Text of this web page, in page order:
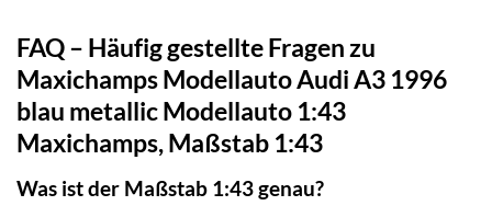
FAQ – Häufig gestellte Fragen zu
Maxichamps Modellauto Audi A3 1996
blau metallic Modellauto 1:43
Maxichamps, Maßstab 1:43
Was ist der Maßstab 1:43 genau?